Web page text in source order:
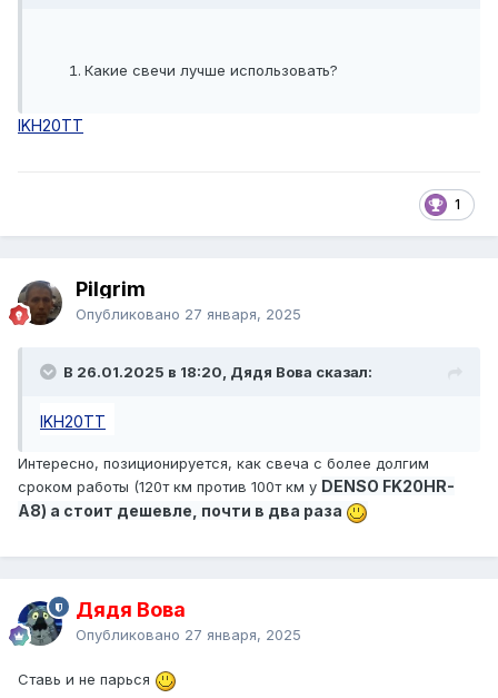
Какие свечи лучше использовать?
IKH20TT
1
Pilgrim
Опубликовано 27 января, 2025
В 26.01.2025 в 18:20, Дядя Вова сказал:
IKH20TT
Интересно, позиционируется, как свеча с более долгим
сроком работы (120т км против 100т км у DENSO FK20HR-
A8) а стоит дешевле, почти в два раза
Дядя Вова
Опубликовано 27 января, 2025
Ставь и не парься